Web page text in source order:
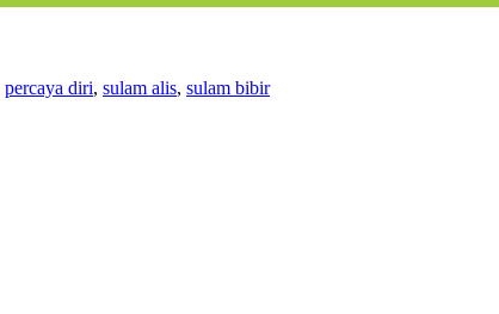
percaya diri, sulam alis, sulam bibir